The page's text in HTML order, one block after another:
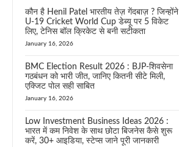
कौन है Henil Patel भारतीय तेज़ गेंदबाज़ ? जिन्होंने
U-19 Cricket World Cup डेब्यू पर 5 विकेट
लिए, टेनिस बॉल क्रिकेट से बनी सटीकता
January 16, 2026
BMC Election Result 2026 : BJP-शिवसेना
गठबंधन को भारी जीत, जानिए कितनी सीटे मिली,
एक्जिट पोल सही साबित
January 16, 2026
Low Investment Business Ideas 2026 :
भारत में कम निवेश के साथ छोटा बिजनेस कैसे शुरू
करें, 30+ आइडिया, स्टेप्स जाने पूरी जानकारी